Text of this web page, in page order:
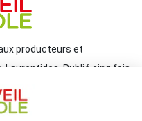
producteurs et
Publié cinq fois
de l'actualité et des grands